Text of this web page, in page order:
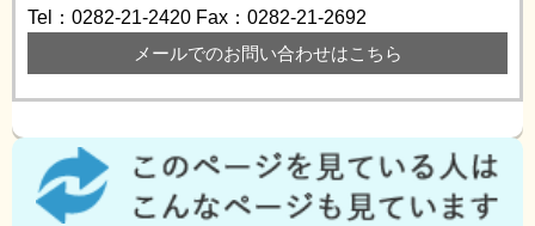
Tel：0282-21-2420 Fax：0282-21-2692
メールでのお問い合わせはこちら
こ
ペ